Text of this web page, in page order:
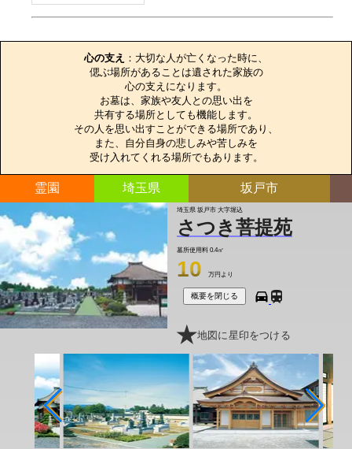
心の支え ：大切な人が亡くなった時に、
偲ぶ場所があることは遺された家族の
心の支えになります。
お墓は、家族や友人との思い出を
共有する場所としても機能します。
その人を思い出すことができる場所であり、
また、自分自身の悲しみや苦しみを
受け入れてくれる場所でもあります。
霊園 埼玉県 坂戸市
埼玉県 坂戸市 大字堀込
さつき菩提苑
墓所使用料 0.4㎡
10 万円より
概要を閉じる
地図に星印をつける